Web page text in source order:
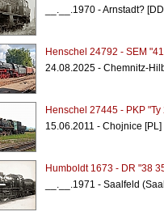
__.__.1970 - Arnstadt?
Henschel 24792 - SEM
24.08.2025 - Chemnitz-
Henschel 27445 - PKP "Ty
15.06.2011 - Chojnice [PL]
Humboldt 1673 - DR "38
__.__.1971 - Saalfeld